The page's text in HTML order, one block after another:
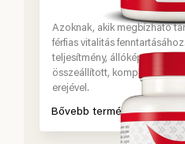
Azoknak, akik megbízható
férfias vitalitás
teljesítmény, állóképesség
összeállított, komplex
erejével.
Bővebb termékinformáció